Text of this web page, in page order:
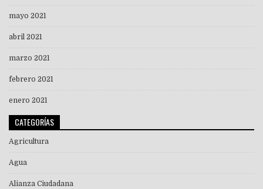
mayo 2021
abril 2021
marzo 2021
febrero 2021
enero 2021
CATEGORÍAS
Agricultura
Agua
Alianza Ciudadana